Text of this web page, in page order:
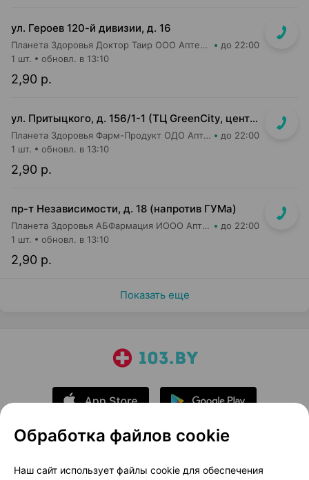
ул. Героев 120-й дивизии, д. 16
Планета Здоровья Доктор Таир ООО Аптека №2 до 22:00
2,90 р.
1 шт. обновл. в 13:10
ул. Притыцкого, д. 156/1-1 (ТЦ GreenCity, центральный вход со стороны метро)
Планета Здоровья Фарм-Продукт ОДО Аптека №23 до 22:00
2,90 р.
1 шт. обновл. в 13:10
пр-т Независимости, д. 18 (напротив ГУМа)
Планета Здоровья АБФармация ИООО Аптека №1 до 22:00
2,90 р.
1 шт. обновл. в 13:10
Показать еще
О проекте Новости проекта
Обработка файлов cookie
Наш сайт использует файлы cookie для обеспечения